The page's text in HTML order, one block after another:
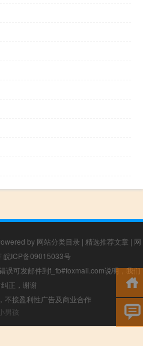
by 网站分类目录 | 精选推荐文章 | 网
皖ICP备09015033号
误可发邮件到f_fb#foxmail.com说明，我们
正，谢谢
不接盈利性广告及商业合作
男孩